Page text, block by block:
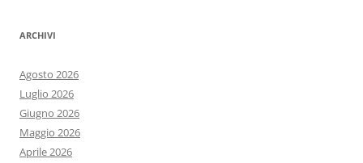
ARCHIVI
Agosto 2026
Luglio 2026
Giugno 2026
Maggio 2026
Aprile 2026